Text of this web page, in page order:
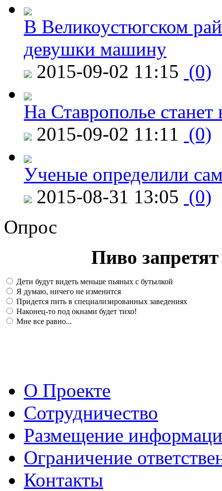
В Великоустюгском
девушки машину
2015-09-02 11:15 (0)
На Ставрополье
2015-09-02 11:11 (0)
Ученые определили
2015-08-31 13:05 (0)
Опрос
Пиво
Дети будут видеть меньше пьяных с бутылкой
Я думаю, ничего не изменится
Придется пить в специализированных заведениях
Наконец-то под окнами будет тихо!
Мне все равно...
О Проекте
Сотрудничество
Размещение
Ограничение
Контакты